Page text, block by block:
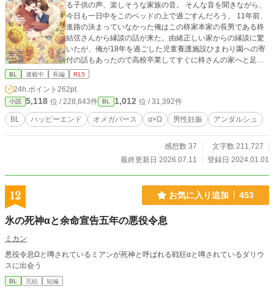
る子供の声、楽しそうな家族の音。 そんな音を聞きながら、
今日も一日中をこのベッドの上で過ごすんだろう。 11年前、
進路の決まっていなかった俺はこの柊家本家の長男である柊
結弦さんから縁談の話が来た。由緒正しい家からの縁談に驚
いたが、俺が18年を過ごした児童養護施設ひまわり園への寄
付の話もあったので高校卒業してすぐに柊さんの家へと足を
踏み入れた。 だが実際は縁談なんて話は嘘で、不妊の奥さん
のだった。 逃げないように番契約をされ、3人の子供を産ん
だ俺は番欠乏で1人で起き上がることもできなくなっていた。
そんなある日、見たこともない人が蔵を訪ねてきた。 彼は、
柊さんの弟だという。俺をここから救い出したいとそう言っ
BL 連載中 長編 R15
24h.ポイント 262pt
小説 5,118 位 / 228,643件 BL 1,012 位 / 31,392件
BL ハッピーエンド オメガバース α×Ω 男性妊娠 アンダルシュ
感想数 37
文字数 211,727
最終更新日 2026.07.11
登録日 2024.01.01
12 お気に入り追加 453
氷の死神αと余命宣告五年の悪役令息
ミカン
悪役令息Ωと噂されているミアンが死神と呼ばれる戦狂αと噂されているダリウ
スに出会う
BL 完結 短編